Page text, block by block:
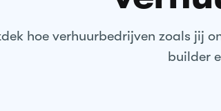
hoe verhuurbedrijven zoals jij
builder